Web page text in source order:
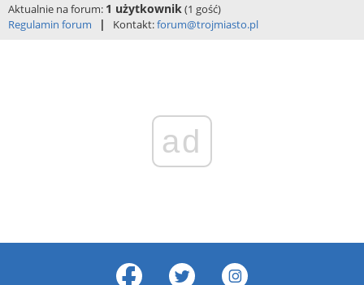
Aktualnie na forum: 1 użytkownik(1 gość)
Regulamin forum
| Kontakt:forum@trojmiasto.pl
ad